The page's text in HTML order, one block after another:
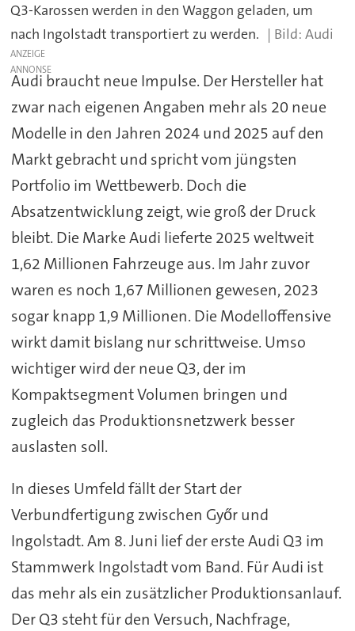
Q3-Karossen werden in den Waggon geladen, um
nach Ingolstadt transportiert zu werden.
Audi
ANZEIGE
Audi braucht neue Impulse. Der Hersteller hat
zwar nach eigenen Angaben mehr als 20 neue
Modelle in den Jahren 2024 und 2025 auf den
Markt gebracht und spricht vom jüngsten
Portfolio im Wettbewerb. Doch die
Absatzentwicklung zeigt, wie groß der Druck
bleibt. Die Marke Audi lieferte 2025 weltweit
1,62 Millionen Fahrzeuge aus. Im Jahr zuvor
waren es noch 1,67 Millionen gewesen, 2023
sogar knapp 1,9 Millionen. Die Modelloffensive
wirkt damit bislang nur schrittweise. Umso
wichtiger wird der neue Q3, der im
Kompaktsegment Volumen bringen und
zugleich das Produktionsnetzwerk besser
auslasten soll.
In dieses Umfeld fällt der Start der
Verbundfertigung zwischen Győr und
Ingolstadt. Am 8. Juni lief der erste Audi Q3 im
Stammwerk Ingolstadt vom Band. Für Audi ist
das mehr als ein zusätzlicher Produktionsanlauf.
Der Q3 steht für den Versuch, Nachfrage,